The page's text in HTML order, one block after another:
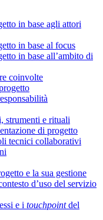
in base agli attori
in base al focus
in base all’ambito di
coinvolte
strumenti e rituali
di progetto
tecnici collaborativi
e la sua gestione
d’uso del servizio
e i touchpointdel